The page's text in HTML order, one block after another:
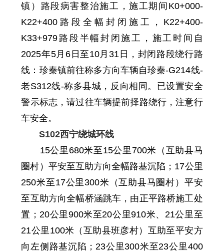
镇）路段病害整治施工，施工期间K0+000-
K22+400路段全幅封闭施工，K22+400-
K33+979路段半幅封闭施工，施工时间自
2025年5月6日至10月31日， 封闭路段绕行路
线：珍秦镇前往称多方向车辆自珍秦-G214线-
老S312线-称多县城，反向相同。 已设置安全
警示标志，请过往车辆提前择路绕行，注意行
车安全。
S102西宁绕城环线
15公里680米至15公里700米（ 互助县马
圈村）平安至互助方向全幅路基沉陷；17公里
250米至17公里300米（互助县马圈村）平安
至互助方向全幅桥涵跳车，由正平路桥施工处
置；20公里900米至20公里910米、21公里至
21公里100米（ 互助县班彦村）互助至平安方
向左侧路基沉陷；23公里300米至23公里400